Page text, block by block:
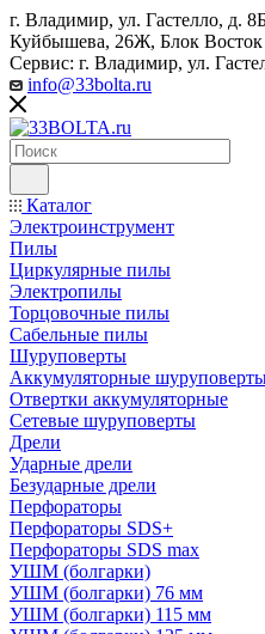
г. Владимир, ул. Гастелло, д.
Куйбышева, 26Ж, Блок Восток
Сервис: г. Владимир, ул.
info@33bolta.ru
Каталог
Электроинструмент
Пилы
Циркулярные пилы
Электропилы
Торцовочные пилы
Сабельные пилы
Шуруповерты
Аккумуляторные
Отвертки аккумуляторные
Сетевые шуруповерты
Дрели
Ударные дрели
Безударные дрели
Перфораторы
Перфораторы SDS+
Перфораторы SDS max
УШМ (болгарки)
УШМ (болгарки) 76 мм
УШМ (болгарки) 115 мм